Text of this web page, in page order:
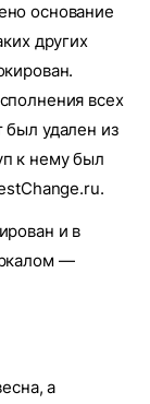
основание
других
всех
был удален из
к нему был
и в
—
а